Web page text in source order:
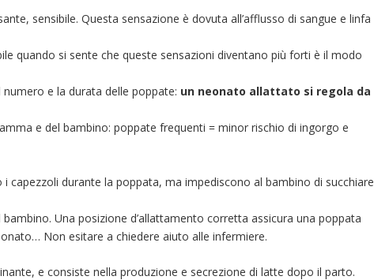
sensibile. Questa sensazione è dovuta all’afflusso di sangue e linfa
quando si sente che queste sensazioni diventano più forti è il modo
e la durata delle poppate: un neonato allattato si regola da
e del bambino: poppate frequenti = minor rischio di ingorgo e
capezzoli durante la poppata, ma impediscono al bambino di succhiare
bambino. Una posizione d’allattamento corretta assicura una poppata
Non esitare a chiedere aiuto alle infermiere.
e consiste nella produzione e secrezione di latte dopo il parto.